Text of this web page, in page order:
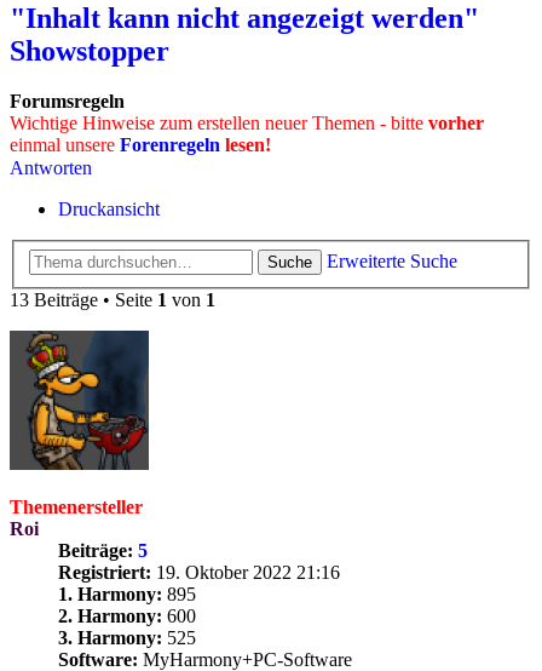
"Inhalt kann nicht angezeigt werden"
Showstopper
Forumsregeln
Wichtige Hinweise zum erstellen neuer Themen - bitte vorher
einmal unsere Forenregeln lesen!
Antworten
Druckansicht
Suche
Erweiterte Suche
13 Beiträge • Seite 1 von 1
Themenersteller
Roi
Beiträge: 5
Registriert: 19. Oktober 2022 21:16
1. Harmony: 895
2. Harmony: 600
3. Harmony: 525
Software: MyHarmony+PC-Software